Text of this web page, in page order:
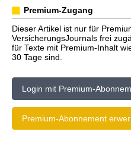
Premium-Zugang
Dieser Artikel ist nur für
VersicherungsJournals frei
für Texte mit Premium-Inhalt
30 Tage sind.
Login mit Premium-
Premium-Abonnement